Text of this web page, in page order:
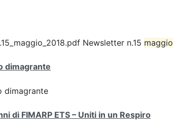
Newsletter n.15 maggio
dimagrante
dimagrante
di FIMARP ETS – Uniti in un Respiro